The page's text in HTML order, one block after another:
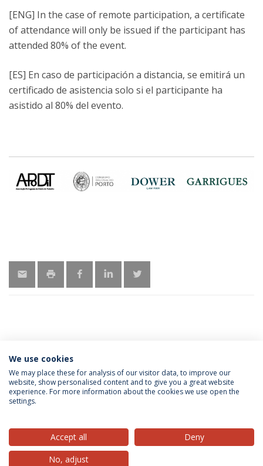
[ENG] In the case of remote participation, a certificate
of attendance will only be issued if the participant has
attended 80% of the event.
[ES] En caso de participación a distancia, se emitirá un
certificado de asistencia solo si el participante ha
asistido al 80% del evento.
MAIS INFORMAÇÃO
Política de Privacidade
Termos & Condições
We use cookies
We may place these for analysis of our visitor data, to improve our
website, show personalised content and to give you a great website
experience. For more information about the cookies we use open the
settings.
Accept all
Deny
No, adjust